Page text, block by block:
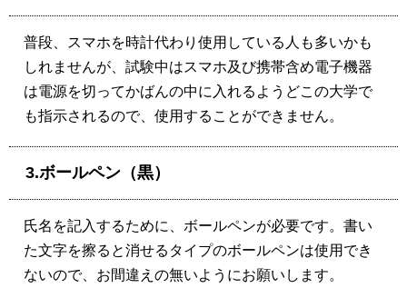
普段、スマホを時計代わり使用している人も多いかも
しれませんが、試験中はスマホ及び携帯含め電子機器
は電源を切ってかばんの中に入れるようどこの大学で
も指示されるので、使用することができません。
3.ボールペン（黒）
氏名を記入するために、ボールペンが必要です。書い
た文字を擦ると消せるタイプのボールペンは使用でき
ないので、お間違えの無いようにお願いします。